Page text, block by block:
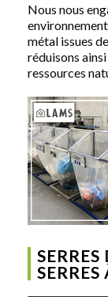
Nous nous
métal issues
réduisons
ressources